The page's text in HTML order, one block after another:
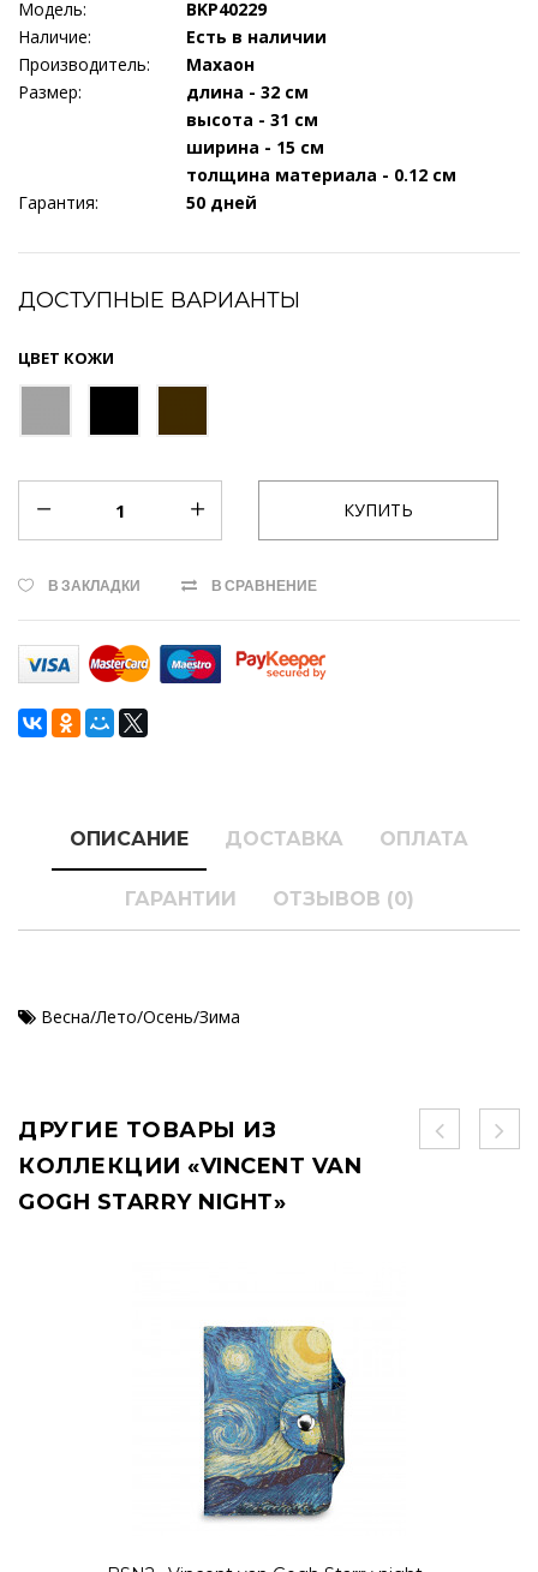
Модель:
BKP40229
Наличие:
Есть в наличии
Производитель:
Махаон
Размер:
длина - 32 см
высота - 31 см
ширина - 15 см
толщина материала - 0.12 см
Гарантия:
50 дней
ДОСТУПНЫЕ ВАРИАНТЫ
ЦВЕТ КОЖИ
В ЗАКЛАДКИ В СРАВНЕНИЕ
ОПИСАНИЕ ДОСТАВКА ОПЛАТА
ГАРАНТИИ ОТЗЫВОВ (0)
Весна/Лето/Осень/Зима
ДРУГИЕ ТОВАРЫ ИЗ
КОЛЛЕКЦИИ «VINCENT VAN
GOGH STARRY NIGHT»